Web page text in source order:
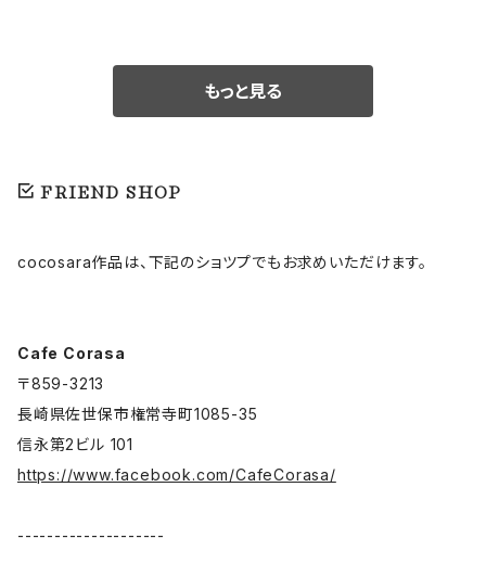
もっと見る
FRIEND SHOP
cocosara作品は、下記のショツプでもお求めいただけます。
Cafe Corasa
〒859-3213
長崎県佐世保市権常寺町1085-35
信永第2ビル 101
https://www.facebook.com/CafeCorasa/
--------------------